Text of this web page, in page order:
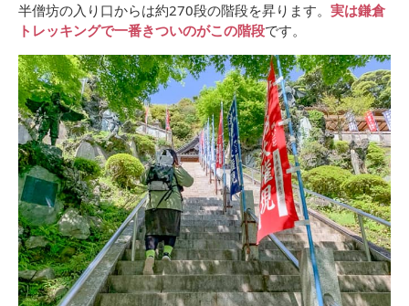
半僧坊の入り口からは約270段の階段を昇ります。 実は鎌倉
トレッキングで一番きついのがこの階段です。